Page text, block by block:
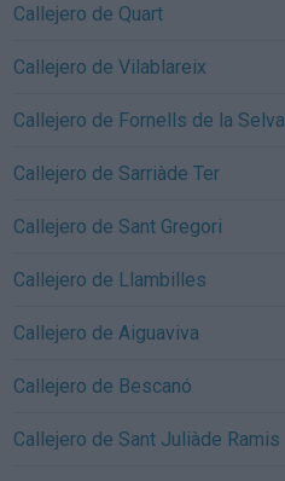
Callejero de Quart
Callejero de Vilablareix
Callejero de Fornells de la Selva
Callejero de Sarriàde Ter
Callejero de Sant Gregori
Callejero de Llambilles
Callejero de Aiguaviva
Callejero de Bescanó
Callejero de Sant Juliàde Ramis